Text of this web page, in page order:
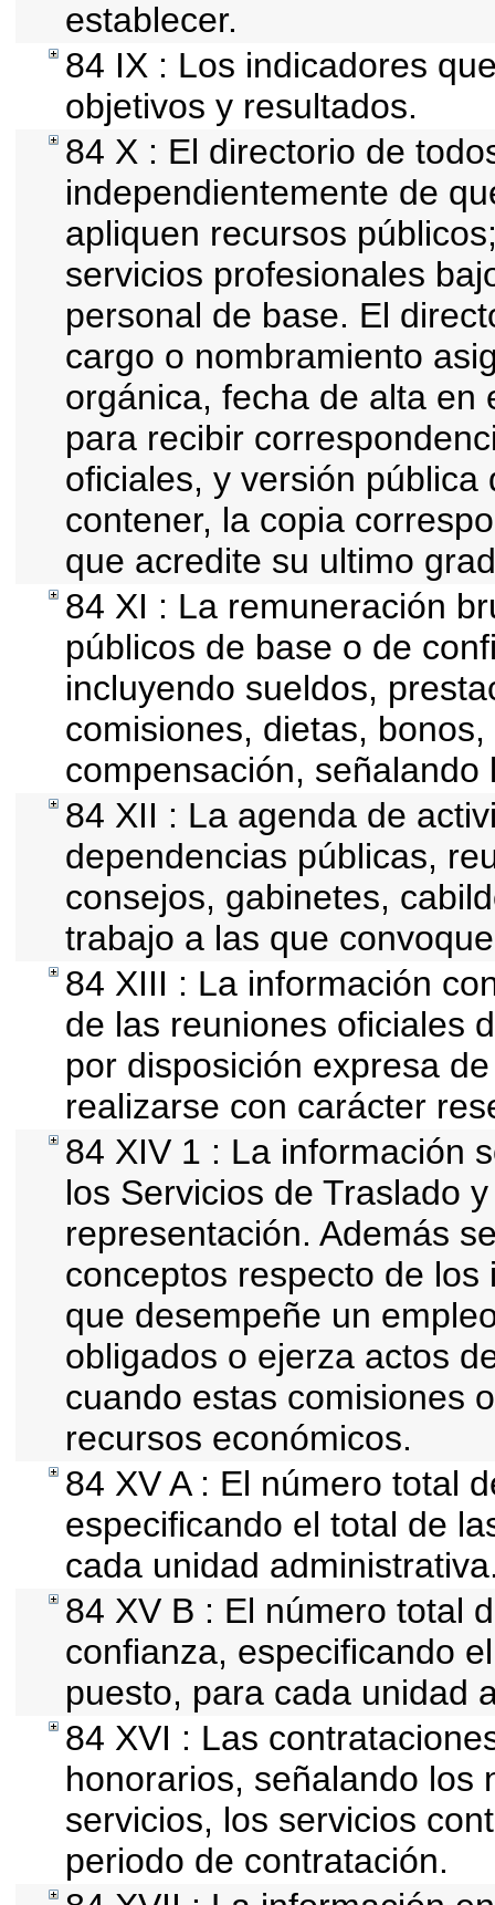
establecer.
84 IX : Los indicadores
objetivos y resultados.
84 X : El directorio de
independientemente de
apliquen recursos
servicios profesionales
personal de base. El
cargo o nombramiento
orgánica, fecha de alta en
para recibir
oficiales, y versión
contener, la copia
que acredite su ultimo
84 XI : La remuneración
públicos de base o de
incluyendo sueldos,
comisiones, dietas,
compensación,
84 XII : La agenda de
dependencias públicas,
consejos, gabinetes,
trabajo a las que
84 XIII : La información
de las reuniones oficiales
por disposición expresa
realizarse con carácter
84 XIV 1 : La información
los Servicios de Traslado
representación. Además
conceptos respecto de
que desempeñe un
obligados o ejerza actos
cuando estas comisiones
recursos económicos.
84 XV A : El número total
especificando el total de
cada unidad
84 XV B : El número total
confianza, especificando
puesto, para cada unidad
84 XVI : Las
honorarios, señalando los
servicios, los servicios
periodo de contratación.